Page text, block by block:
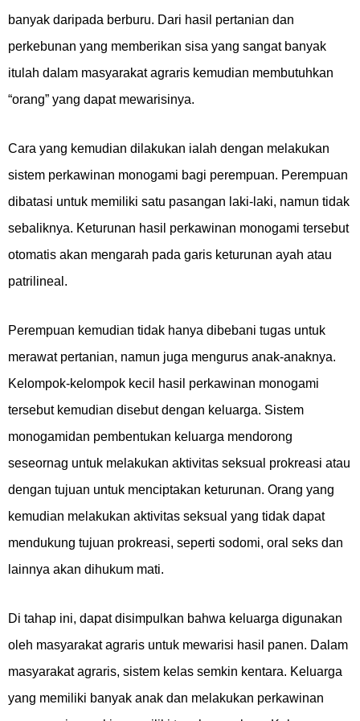
banyak daripada berburu. Dari hasil pertanian dan
perkebunan yang memberikan sisa yang sangat banyak
itulah dalam masyarakat agraris kemudian membutuhkan
“orang” yang dapat mewarisinya.
Cara yang kemudian dilakukan ialah dengan melakukan
sistem perkawinan monogami bagi perempuan. Perempuan
dibatasi untuk memiliki satu pasangan laki-laki, namun tidak
sebaliknya. Keturunan hasil perkawinan monogami tersebut
otomatis akan mengarah pada garis keturunan ayah atau
patrilineal.
Perempuan kemudian tidak hanya dibebani tugas untuk
merawat pertanian, namun juga mengurus anak-anaknya.
Kelompok-kelompok kecil hasil perkawinan monogami
tersebut kemudian disebut dengan keluarga. Sistem
monogamidan pembentukan keluarga mendorong
seseornag untuk melakukan aktivitas seksual prokreasi atau
dengan tujuan untuk menciptakan keturunan. Orang yang
kemudian melakukan aktivitas seksual yang tidak dapat
mendukung tujuan prokreasi, seperti sodomi, oral seks dan
lainnya akan dihukum mati.
Di tahap ini, dapat disimpulkan bahwa keluarga digunakan
oleh masyarakat agraris untuk mewarisi hasil panen. Dalam
masyarakat agraris, sistem kelas semkin kentara. Keluarga
yang memiliki banyak anak dan melakukan perkawinan